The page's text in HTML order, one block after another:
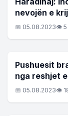
nevojën e
📅 05.08.2023👁 5
LAJME
Pushuesit
nga reshjet
📅 05.08.2023👁